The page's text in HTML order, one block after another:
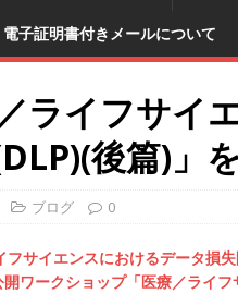
電子証明書付きメールについて
ライフサイ
後篇)」
ブログ 0
フサイエンスにおけるデータ損失
ワークショップ「医療／ライ